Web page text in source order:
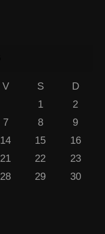
V S
D
1
2
7 8
9
14 15
16
21 22
23
28 29
30